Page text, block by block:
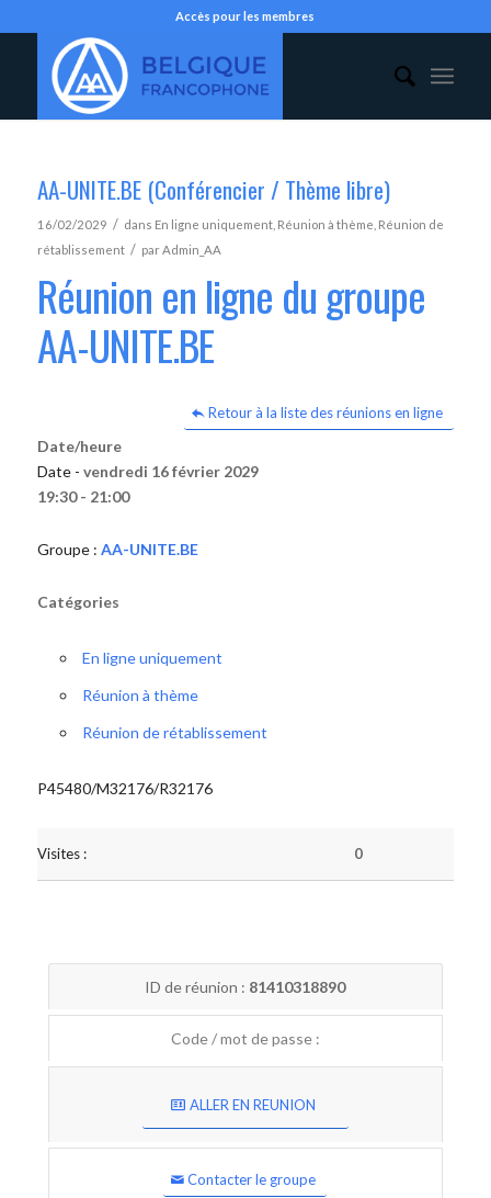
Accès pour les membres
AA-UNITE.BE (Conférencier / Thème libre)
16/02/2029 / dans En ligne uniquement, Réunion à thème Réunion de
rétablissement / parAdmin_AA
Réunion en ligne du groupe
AA-UNITE.BE
Retour à la liste des réunions en ligne
Date/heure
Date - vendredi 16 février 2029
19:30 - 21:00
Groupe : AA-UNITE.BE
Catégories
En ligne uniquement
Réunion à thème
Réunion de rétablissement
P45480/M32176/R32176
Visites : 0
ID de réunion : 81410318890
Code / mot de passe :
ALLER EN REUNION
Contacter le groupe